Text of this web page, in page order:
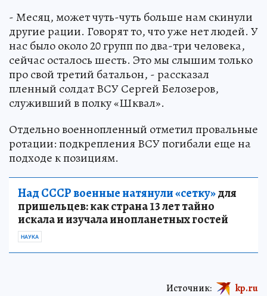
- Месяц, может чуть-чуть больше нам скинули
другие рации. Говорят то, что уже нет людей. У
нас было около 20 групп по два-три человека,
сейчас осталось шесть. Это мы слышим только
про свой третий батальон, - рассказал
пленный солдат ВСУ Сергей Белозеров,
служивший в полку «Шквал».
Отдельно военнопленный отметил провальные
ротации: подкрепления ВСУ погибали еще на
подходе к позициям.
Над СССР военные натянули «сетку»для
пришельцев: как страна 13 лет тайно
искала и изучала инопланетных гостей
НАУКА
Источник: kp.ru